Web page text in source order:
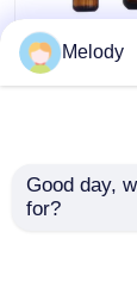
Amber
Yağ Cam
Melody
Good day,
for?